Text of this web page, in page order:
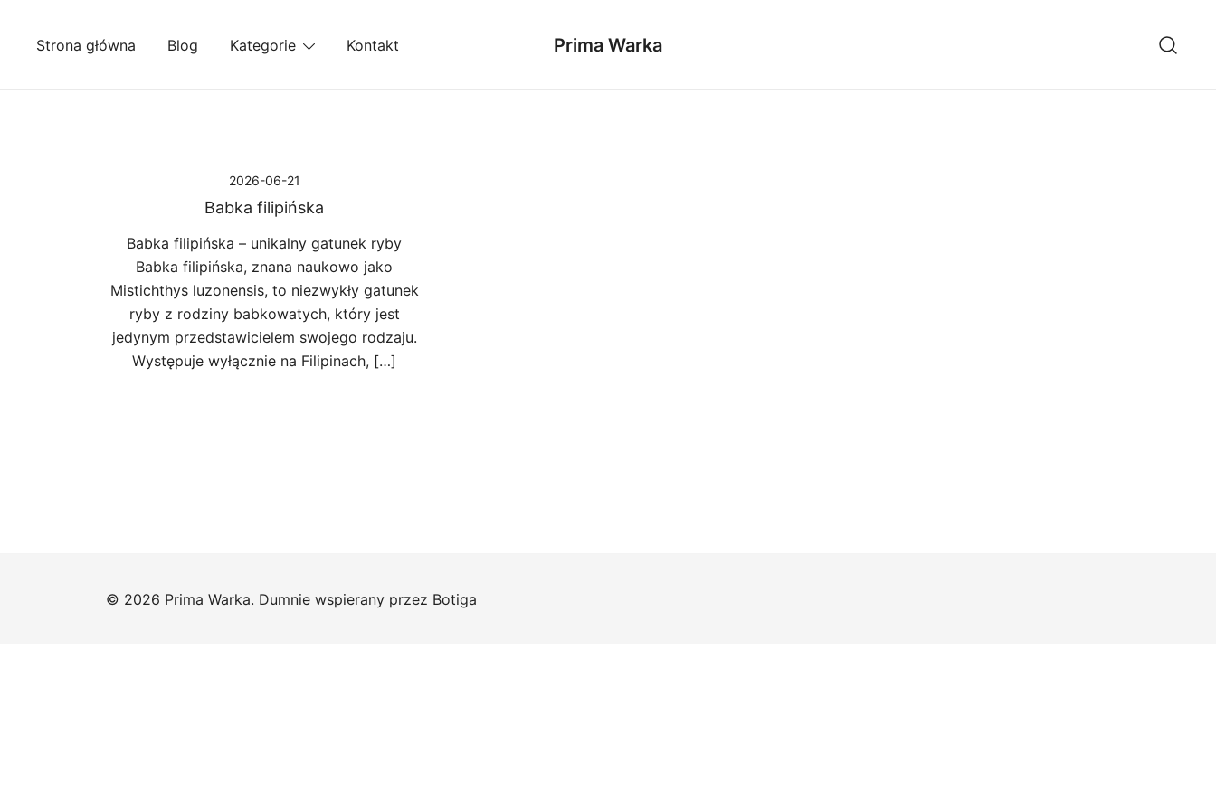
Strona główna Blog Kategorie Kontakt Prima Warka
2026-06-21
Babka filipińska
Babka filipińska – unikalny gatunek ryby
Babka filipińska, znana naukowo jako
Mistichthys luzonensis, to niezwykły gatunek
ryby z rodziny babkowatych, który jest
jedynym przedstawicielem swojego rodzaju.
Występuje wyłącznie na Filipinach, […]
© 2026 Prima Warka. Dumnie wspierany przez Botiga